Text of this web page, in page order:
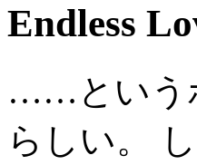
Endless
……という
らしい。